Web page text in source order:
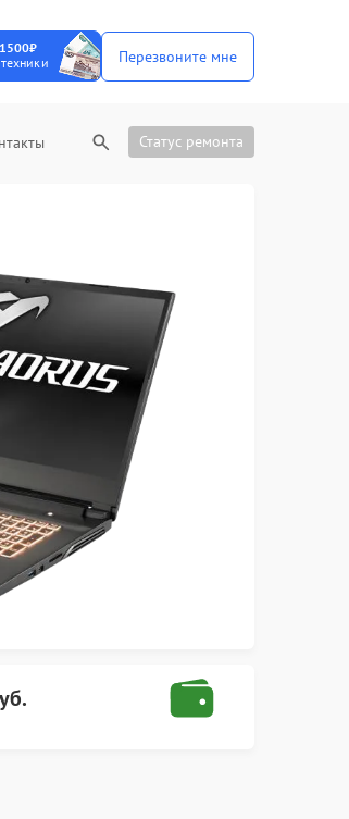
Перезвоните мне
Статус ремонта